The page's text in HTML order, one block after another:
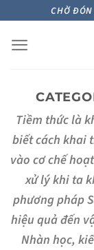
content
CHỜ
Tiềm thức là
biết cách khai
vào cơ chế
xử lý khi ta
phương pháp
hiệu quả đến
Nhàn học,